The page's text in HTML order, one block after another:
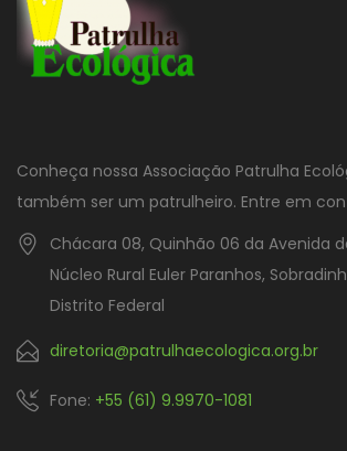
Conheça nossa Associação Patrulha
também ser um patrulheiro. Entre em
Chácara 08, Quinhão 06 da Avenida
Núcleo Rural Euler Paranhos,
Distrito Federal
diretoria@patrulhaecologica.org.br
Fone: +55 (61) 9.9970-1081